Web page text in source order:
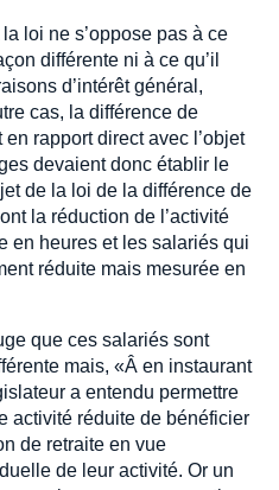
loi ne s’oppose pas à ce
différente ni à ce qu’il
d’intérêt général,
cas, la différence de
rapport direct avec l’objet
devaient donc établir le
de la loi de la différence de
la réduction de l’activité
en heures et les salariés qui
réduite mais mesurée en
que ces salariés sont
mais, «Â en instaurant
a entendu permettre
activité réduite de bénéficier
de retraite en vue
de leur activité. Or un